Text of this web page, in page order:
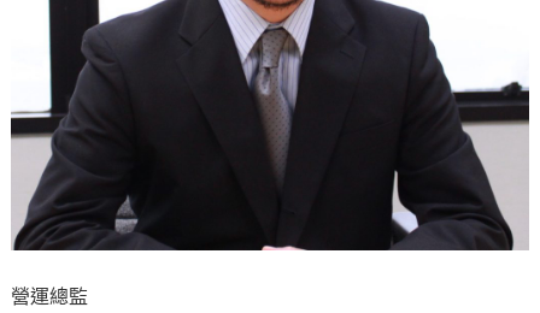
營運總監